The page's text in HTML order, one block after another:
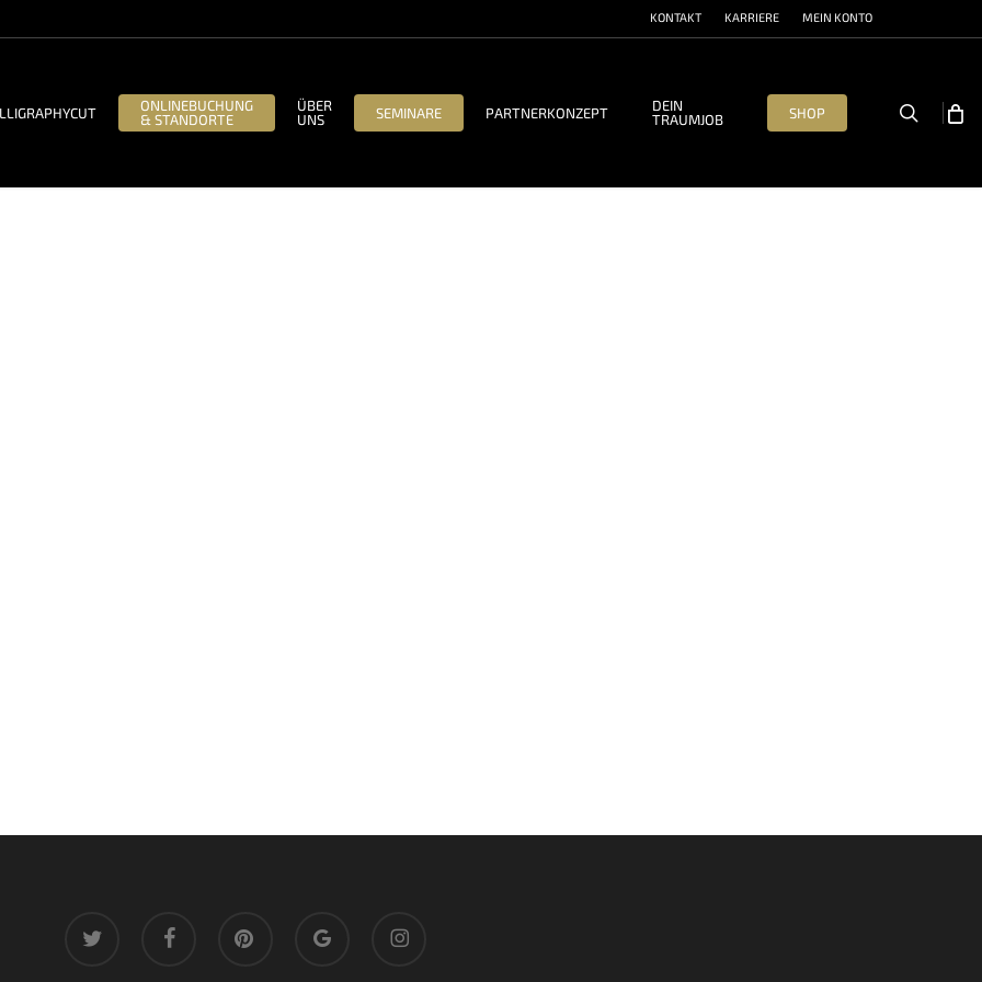
KONTAKT KARRIERE MEIN KONTO
ONLINEBUCHUNG
& STANDORTE
ÜBER
UNS
SEMINARE PARTNERKONZEPT
DEIN
TRAUMJOB
SHOP search
plus